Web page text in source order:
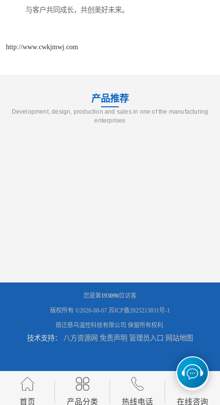
与客户共同成长，共创美好未来。
http://www.cwkjmwj.com
产品推荐
Development, design, production and sales in one of the manufacturing
enterprises
您是第193096位访客
版权所有 ©2026-08-07 苏ICP备2025213831号-1
宿迁慈乌温控科技有限公司 保留所有权利.
技术支持： 八方资源网 免责声明 管理员入口 网站地图
首页 产品分类 热线电话 在线咨询